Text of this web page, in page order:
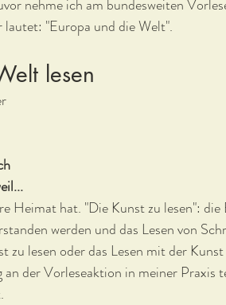
nehme ich am bundesweiten
"Europa und die Welt".
lesen
Heimat hat. "Die Kunst zu lesen":
werden und das Lesen von
zu lesen oder das Lesen mit der
der Vorleseaktion in meiner